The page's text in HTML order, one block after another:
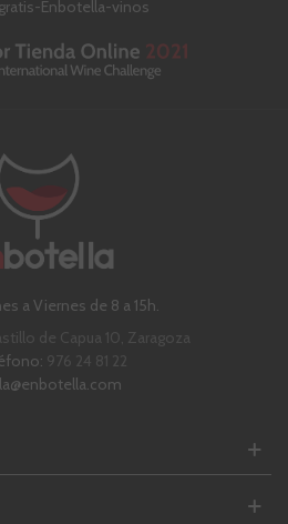
a Viernes de 8 a 15h.
de Capua 10, Zaragoza
976 24 81 22